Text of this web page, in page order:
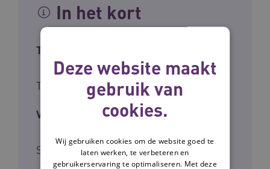
In het kort
Type tool
Toolkit
Voor wie
Stafmedewerkers
Deze website maakt
gebruik van
cookies.
Wij gebruiken cookies om de website goed te
laten werken, te verbeteren en
gebruikerservaring te optimaliseren. Met deze